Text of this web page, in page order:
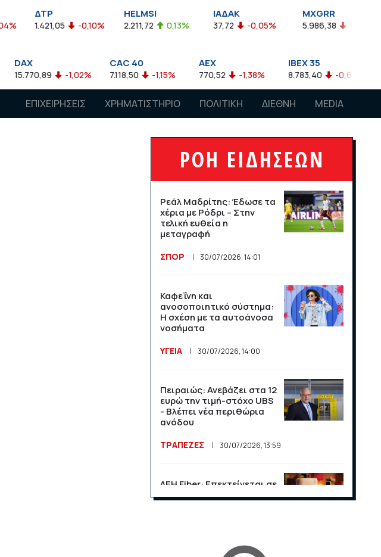
ΔΤΡ
1.421,05 -0,10%
HELMSI
2.211,72 0,13%
ΙΑΔΑΚ
37,72 -0,05%
MXGRR
5.986,38 -0,23%
DAX
15.770,89 -1,02%
CAC 40
7.118,50 -1,15% 770,52 -1,38%
IBEX 35
8.783,40 -0,63%
ΕΠΙΧΕΙΡΗΣΕΙΣ ΧΡΗΜΑΤΙΣΤΗΡΙΟ ΠΟΛΙΤΙΚΗ ΔΙΕΘΝΗ MEDIA
ΡΟΗ ΕΙΔΗΣΕΩΝ
Ρεάλ Μαδρίτης: Έδωσε τα
χέρια με Ρόδρι – Στην
τελική ευθεία η
μεταγραφή
ΣΠΟΡ 30/07/2026, 14:01
Καφεΐνη και
ανοσοποιητικό σύστημα:
Η σχέση με τα αυτοάνοσα
νοσήματα
ΥΓΕΙΑ 30/07/2026, 14:00
Πειραιώς: Ανεβάζει στα 12
ευρώ την τιμή-στόχο UBS
- Βλέπει νέα περιθώρια
ανόδου
ΤΡΑΠΕΖΕΣ 30/07/2026, 13:59
ΔΕΗ Fiber: Επεκτείνεται σε
15 νέες περιοχές σε Αττική